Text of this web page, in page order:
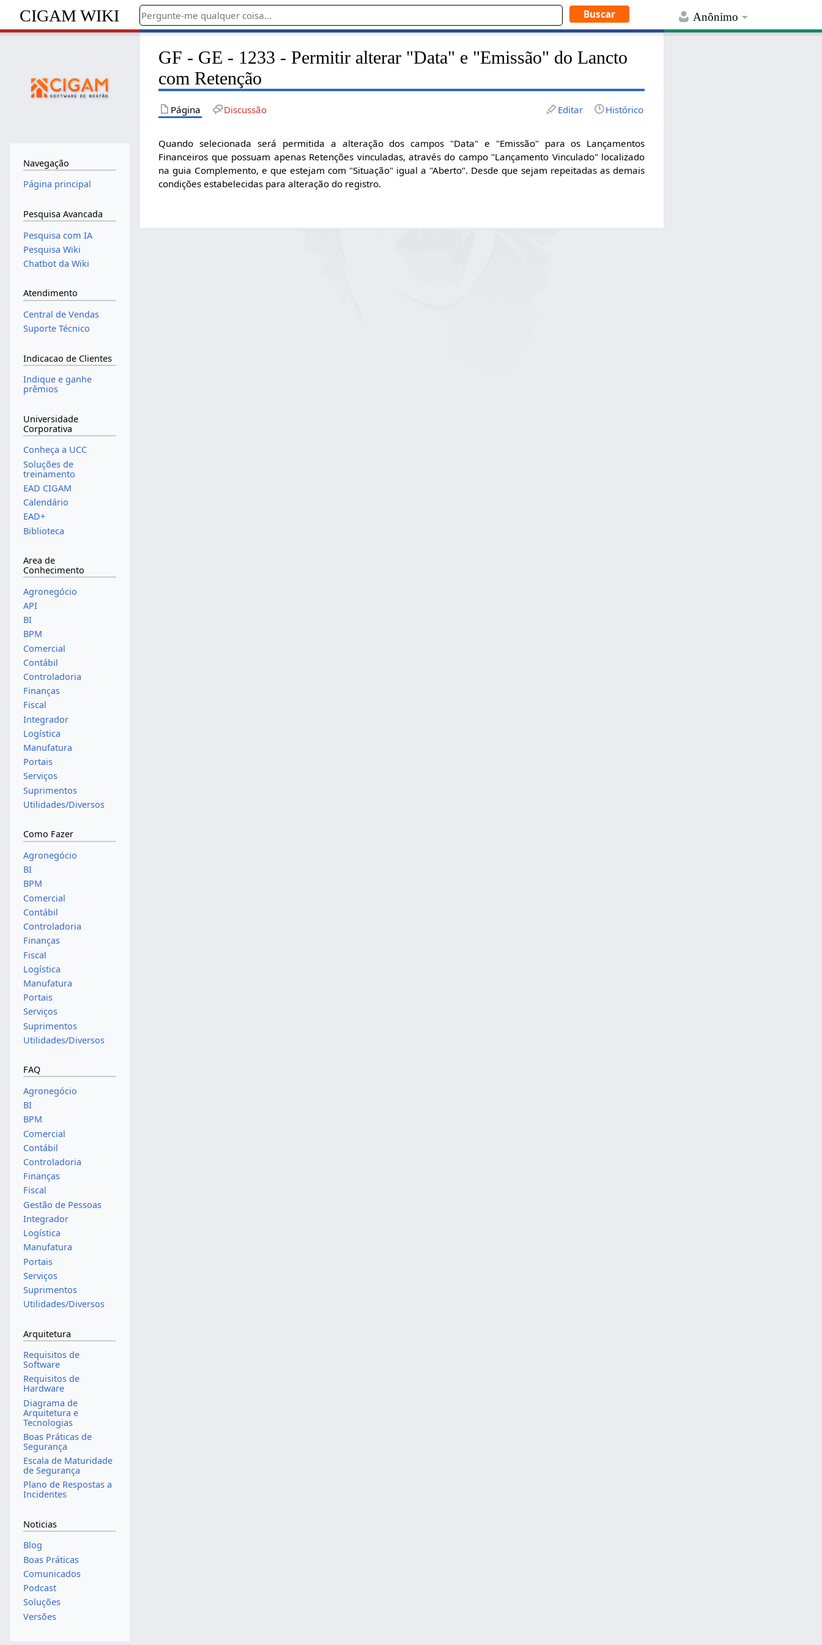
Anônimo
CIGAM WIKI
GF - GE - 1233 - Permitir alterar "Data" e "Emissão" do Lancto
com Retenção
Página Discussão Editar Histórico
Quando selecionada será permitida a alteração dos campos "Data" e "Emissão" para os Lançamentos
Financeiros que possuam apenas Retenções vinculadas, através do campo "Lançamento Vinculado" localizado
na guia Complemento, e que estejam com "Situação" igual a "Aberto". Desde que sejam repeitadas as demais
condições estabelecidas para alteração do registro.
Navegação
Página principal
Pesquisa Avancada
Pesquisa com IA
Pesquisa Wiki
Chatbot da Wiki
Atendimento
Central de Vendas
Suporte Técnico
Indicacao de Clientes
Indique e ganhe
prêmios
Universidade
Corporativa
Conheça a UCC
Soluções de
treinamento
EAD CIGAM
Calendário
EAD+
Biblioteca
Area de
Conhecimento
Agronegócio
API
BI
BPM
Comercial
Contábil
Controladoria
Finanças
Fiscal
Integrador
Logística
Manufatura
Portais
Serviços
Suprimentos
Utilidades/Diversos
Como Fazer
Agronegócio
BI
BPM
Comercial
Contábil
Controladoria
Finanças
Fiscal
Logística
Manufatura
Portais
Serviços
Suprimentos
Utilidades/Diversos
FAQ
Agronegócio
BI
BPM
Comercial
Contábil
Controladoria
Finanças
Fiscal
Gestão de Pessoas
Integrador
Logística
Manufatura
Portais
Serviços
Suprimentos
Utilidades/Diversos
Arquitetura
Requisitos de
Software
Requisitos de
Hardware
Diagrama de
Arquitetura e
Tecnologias
Boas Práticas de
Segurança
Escala de Maturidade
de Segurança
Plano de Respostas a
Incidentes
Noticias
Blog
Boas Práticas
Comunicados
Podcast
Soluções
Versões